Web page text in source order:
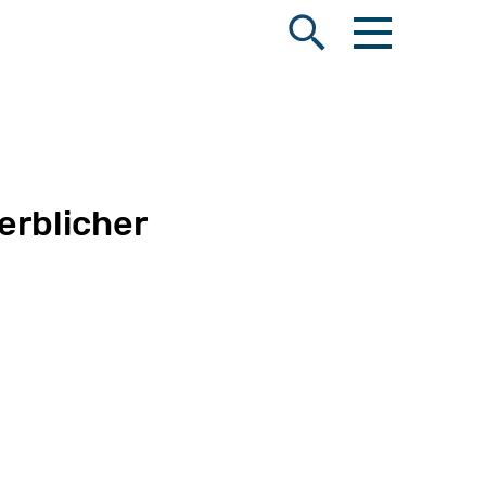
Suche öffnenMenü öffnen